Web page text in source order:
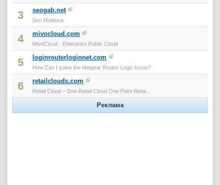
3 seogab.net
Seo Moldova
4 mivocloud.com
MivoCloud - Enterprise Public Cloud
5 loginrouterloginnet.com
How Can I solve the Netgear Router Login Issue?
6 retailclouds.com
Retail Cloud – One Retail Cloud One Point Retai...
Реклама